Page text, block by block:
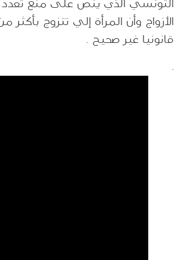
التونسي الذي ينص على منع
الأزواج وأن المرأة إلي تتزوج بأكثر
قانونيا غير صحيح .
.